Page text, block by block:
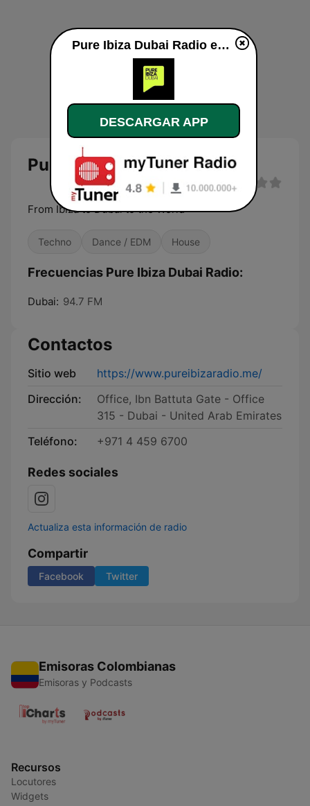
Pure Ibiza Dubai Radio
From Ibiza to Dubai to the World
Techno Dance / EDM House
Frecuencias Pure Ibiza Dubai Radio:
Dubai: 94.7 FM
Contactos
Sitio web
https://www.pureibizaradio.me/
Dirección:
Office, Ibn Battuta Gate - Office
315 - Dubai - United Arab Emirates
Teléfono:
+971 4 459 6700
Redes sociales
Actualiza esta información de radio
Compartir
Facebook Twitter
Emisoras Colombianas
Emisoras y Podcasts
Recursos
Locutores
Widgets
Pure Ibiza Dubai Radio en vivo
DESCARGAR APP